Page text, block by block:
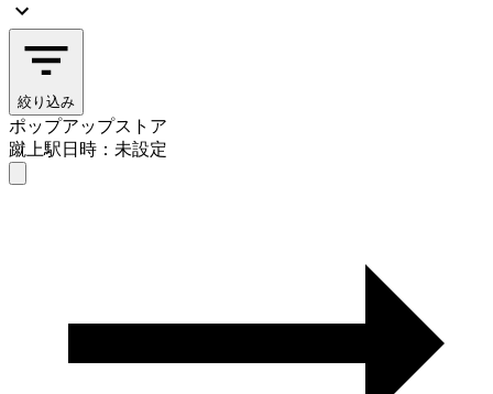
絞り込み
ポップアップストア
蹴上駅日時：未設定